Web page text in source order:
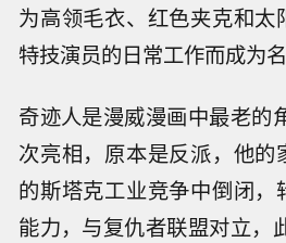
为高领毛衣、红色夹克和太
特技演员的日常工作而成为名
奇迹人是漫威漫画中最老的
次亮相，原本是反派，他的
的斯塔克工业竞争中倒闭，
能力，与复仇者联盟对立，